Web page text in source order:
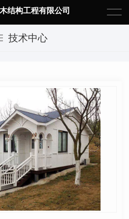
结构工程有限公司
技术中心